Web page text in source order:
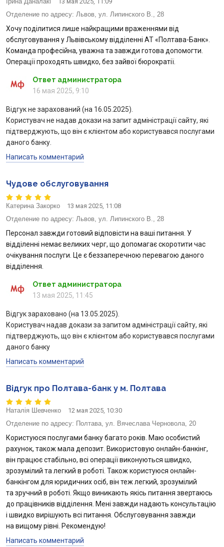
Отделение по адресу: Львов, ул. Липинского В., 28
Хочу поділитися лише найкращими враженнями від
обслуговування у Львівському відділенні АТ «Полтава-Банк».
Команда професійна, уважна та завжди готова допомогти.
Операції проходять швидко, без зайвої бюрократії.
Ответ администратора
16 мая 2025, 9:10
Відгук не зарахований (на 16.05.2025).
Користувач не надав докази на запит адміністрації сайту, які
підтверджують, що він є клієнтом або користувався послугами
даного банку.
Написать комментарий
Чудове обслуговування
Катерина Закорко
13 мая 2025, 11:08
Отделение по адресу: Львов, ул. Липинского В., 28
Персонал завжди готовий відповісти на ваші питання. У
відділенні немає великих черг, що допомагає скоротити час
очікування послуги. Це є беззаперечною перевагою даного
відділення.
Ответ администратора
13 мая 2025, 11:45
Відгук зараховано (на 13.05.2025).
Користувач надав докази за запитом адміністрації сайту, які
підтверджують, що він є клієнтом або користувався послугами
даного банку
Написать комментарий
Відгук про Полтава-банк у м. Полтава
Наталія Шевченко
12 мая 2025, 10:30
Отделение по адресу: Полтава, ул. Вячеслава Черновола, 20
Користуюся послугами банку багато років. Маю особистий
рахунок, також мала депозит. Використовую онлайн-банкінг,
він працює стабільно, всі операції виконуються швидко,
зрозумілий та легкий в роботі. Також користуюся онлайн-
банкінгом для юридичних осіб, він теж легкий, зрозумілий
та зручний в роботі. Якщо виникають якісь питання звертаюсь
до працівників відділення. Мені завжди надають консультацію
і швидко вирішують всі питання. Обслуговування завжди
на вищому рівні. Рекомендую!
Написать комментарий